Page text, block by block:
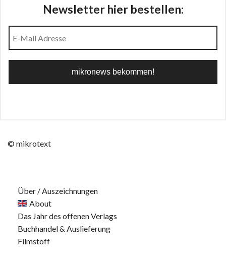
Newsletter hier bestellen:
© mikrotext
Über / Auszeichnungen
About
Das Jahr des offenen Verlags
Buchhandel & Auslieferung
Filmstoff